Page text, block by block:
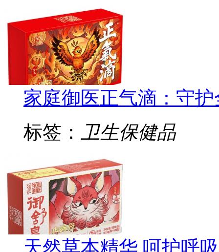
家庭御医正气滴：守
标签：
卫生保健品
天然草本精华 呵护呼